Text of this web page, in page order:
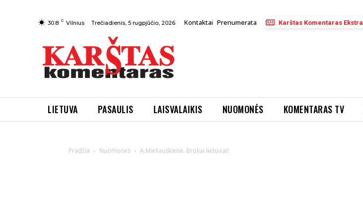
30.8 C Vilnius Trečiadienis, 5 rugpjūčio, 2026 Kontaktai Prenumerata Karštas Komentaras Ekstra
LIETUVA PASAULIS LAISVALAIKIS NUOMONĖS KOMENTARAS TV
Pradžia Nuomonės A.Mieliauskienė. Broliai lietuviai!